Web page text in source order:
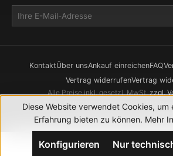
KontaktÜber unsAnkauf einreichenFAQ
Vertrag widerrufenVertrag
Alle Preise inkl. gesetzl. MwSt.zzgl.
© 2026 CHRONOWERK GmbH. Alle
Realisierung durch
Diese Website verwendet Cookies, um
Erfahrung bieten zu können. Mehr
Nur
Konfigurieren